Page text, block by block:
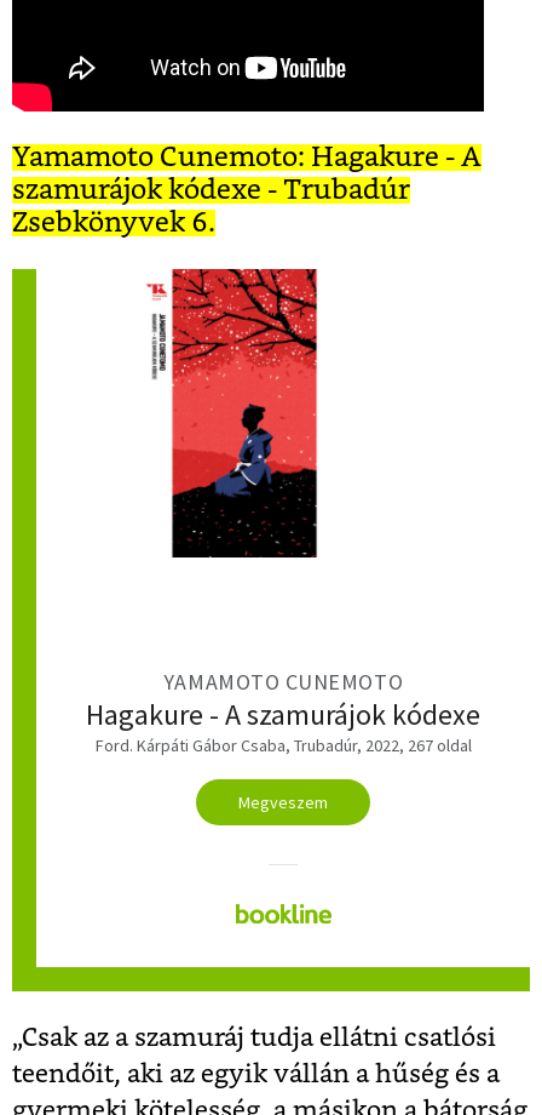
Yamamoto Cunemoto: Hagakure - A
szamurájok kódexe - Trubadúr
Zsebkönyvek 6.
YAMAMOTO CUNEMOTO
Hagakure - A szamurájok kódexe
Ford. Kárpáti Gábor Csaba, Trubadúr, 2022, 267 oldal
Megveszem
„Csak az a szamuráj tudja ellátni csatlósi
teendőit, aki az egyik vállán a hűség és a